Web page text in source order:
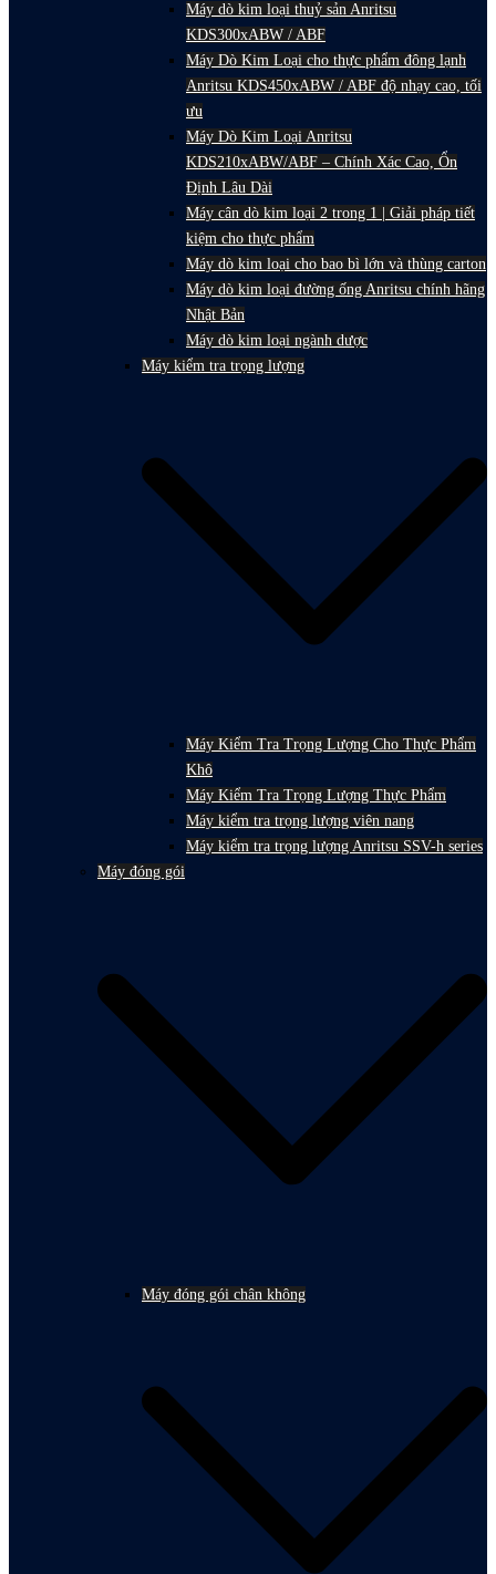
Máy dò kim loại thuỷ sản Anritsu
KDS300xABW / ABF
Máy Dò Kim Loại cho thực phẩm đông lạnh
Anritsu KDS450xABW / ABF độ nhạy cao, tối
ưu
Máy Dò Kim Loại Anritsu
KDS210xABW/ABF – Chính Xác Cao, Ổn
Định Lâu Dài
Máy cân dò kim loại 2 trong 1 | Giải pháp tiết
kiệm cho thực phẩm
Máy dò kim loại cho bao bì lớn và thùng carton
Máy dò kim loại đường ống Anritsu chính hãng
Nhật Bản
Máy dò kim loại ngành dược
Máy kiểm tra trọng lượng
Máy Kiểm Tra Trọng Lượng Cho Thực Phẩm
Khô
Máy Kiểm Tra Trọng Lượng Thực Phẩm
Máy kiểm tra trọng lượng viên nang
Máy kiểm tra trọng lượng Anritsu SSV-h series
Máy đóng gói
Máy đóng gói chân không